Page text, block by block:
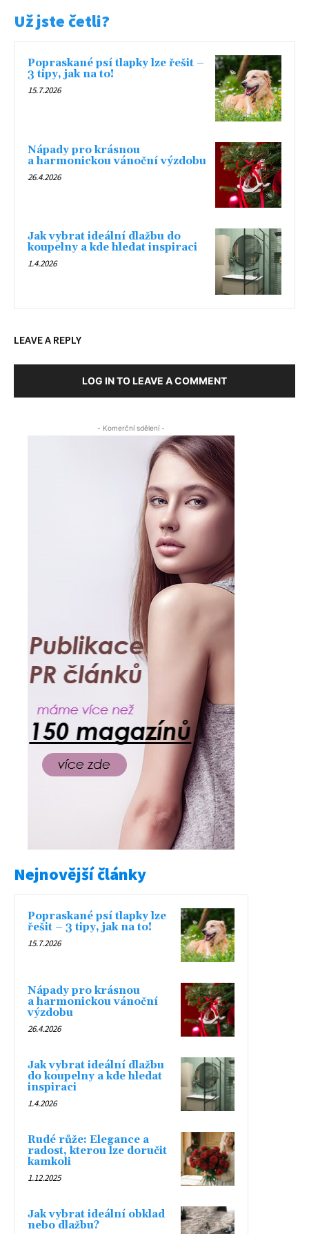
Už jste četli?
Popraskané psí tlapky lze řešit –
3 tipy, jak na to!
15.7.2026
Nápady pro krásnou
a harmonickou vánoční výzdobu
26.4.2026
Jak vybrat ideální dlažbu do
koupelny a kde hledat inspiraci
1.4.2026
LEAVE A REPLY
LOG IN TO LEAVE A COMMENT
- Komerční sdělení -
Nejnovější články
Popraskané psí tlapky lze
řešit – 3 tipy, jak na to!
15.7.2026
Nápady pro krásnou
a harmonickou vánoční
výzdobu
26.4.2026
Jak vybrat ideální dlažbu
do koupelny a kde hledat
inspiraci
1.4.2026
Rudé růže: Elegance a
radost, kterou lze doručit
kamkoli
1.12.2025
Jak vybrat ideální obklad
nebo dlažbu?